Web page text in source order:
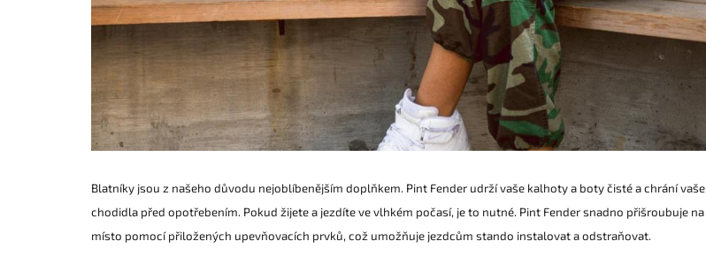
Blatníky jsou z našeho důvodu nejoblíbenějším doplňkem. Pint Fender udrží vaše kalhoty a boty čisté a chrání vaše
chodidla před opotřebením. Pokud žijete a jezdíte ve vlhkém počasí, je to nutné. Pint Fender snadno přišroubuje na
místo pomocí přiložených upevňovacích prvků, což umožňuje jezdcům stando instalovat a odstraňovat.